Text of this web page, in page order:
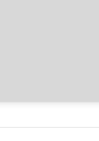
mit einer